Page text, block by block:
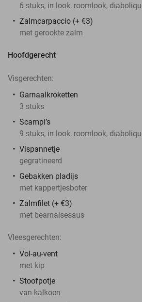
6 stuks, in look, roomlook,
Zalmcarpaccio (+ €3)
met gerookte zalm
Hoofdgerecht
Visgerechten:
Garnaalkroketten
3 stuks
Scampi’s
9 stuks, in look, roomlook,
Vispannetje
gegratineerd
Gebakken pladijs
met kappertjesboter
Zalmfilet (+ €3)
met bearnaisesaus
Vleesgerechten:
Vol-au-vent
met kip
Stoofpotje
van kalkoen